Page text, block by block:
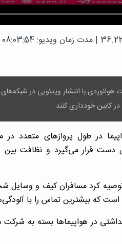
|مدت زمان ویدیو: 08:03:54
هوانوردی با انتشار ویدئویی در
کابین خودداری کنند.
در طول پروازهای متعدد
دست قرار می‌گیرد و نظافت
کرد مسافران کیف و وسایل
که بیشترین تماس را با
در هواپیماها بسته به شرکت